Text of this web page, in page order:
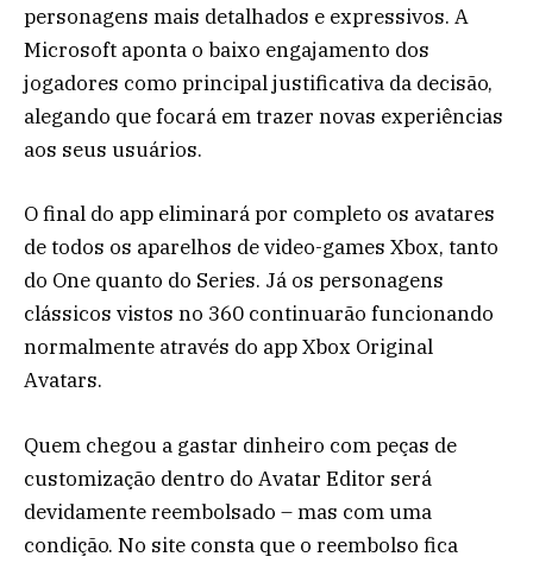
personagens mais detalhados e expressivos. A
Microsoft aponta o baixo engajamento dos
jogadores como principal justificativa da decisão,
alegando que focará em trazer novas experiências
aos seus usuários.
O final do app eliminará por completo os avatares
de todos os aparelhos de video-games Xbox, tanto
do One quanto do Series. Já os personagens
clássicos vistos no 360 continuarão funcionando
normalmente através do app Xbox Original
Avatars.
Quem chegou a gastar dinheiro com peças de
customização dentro do Avatar Editor será
devidamente reembolsado – mas com uma
condição. No site consta que o reembolso fica